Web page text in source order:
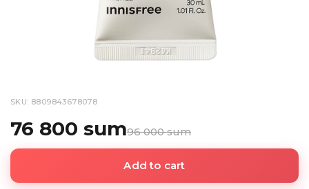
SKU: 8809843678078
76 800 sum96 000 sum
Add to cart